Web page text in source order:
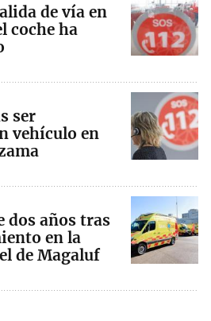
de vía en
coche ha
ser
vehículo en
dos años tras
en la
de Magaluf